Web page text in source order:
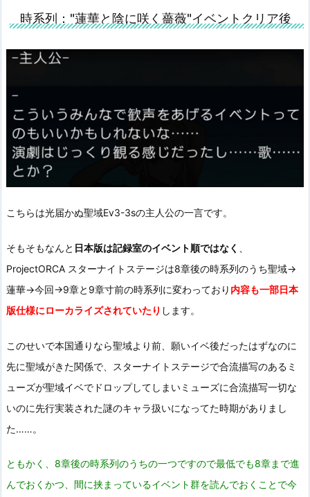
時系列："蓮華と陰に咲く薔薇"イベントクリア後
こちらは光届かぬ聖域Ev3-3sの主人公の一言です。
そもそもなんと 日本版は記録室のイベント順ではなく
ProjectORCA スターナイトステージは8章後の時系列のうち聖域→
蓮華→今回→9章と9章寸前の時系列に変わっており 内容も一部日本
版仕様にローカライズされていたり します。
このせいで本国通りなら聖域より前、願いイベ後だったはずなのに
先に聖域がきた関係で、スターナイトステージで合流描写のあるミ
ューズが聖域イベでドロップしてしまいミューズに合流描写一切な
いのに先行実装された謎のキャラ扱いになってた時期がありまし
た……。
ともかく、8章後の時系列のうちの一つですので最低でも8章まで進
んでおくかつ、間に挟まっているイベント群を読んでおくことで今